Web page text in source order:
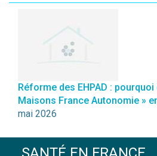
Réforme des EHPAD :
Maisons France Autonomie »
mai 2026